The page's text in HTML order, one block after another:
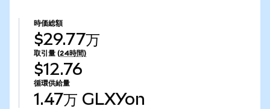
時価総額
$29.77万
取引量 (24時間)
$12.76
循環供給量
1.47万 GLXYon